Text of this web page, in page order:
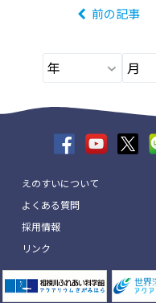
前の記事
えのすいについて
よくある質問
採用情報
リンク